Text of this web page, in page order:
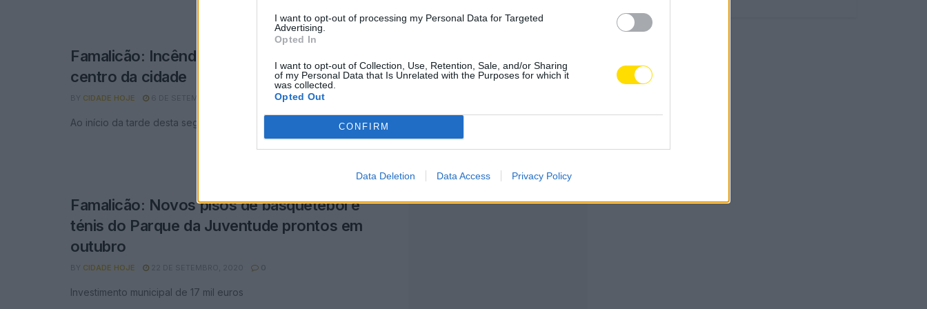
I want to opt-out of processing my Personal Data for Targeted
Advertising.
Opted In
I want to opt-out of Collection, Use, Retention, Sale, and/or Sharing
of my Personal Data that Is Unrelated with the Purposes for which it
was collected.
Opted Out
CONFIRM
Data Deletion Data Access Privacy Policy
Famalicão: Incêndio em apartamento no
centro da cidade
BY CIDADE HOJE 6 DE SETEMBRO, 2021
Ao início da tarde desta segunda-feira
Famalicão: Novos pisos de basquetebol e
ténis do Parque da Juventude prontos em
outubro
BY CIDADE HOJE 22 DE SETEMBRO, 2020 0
Investimento municipal de 17 mil euros